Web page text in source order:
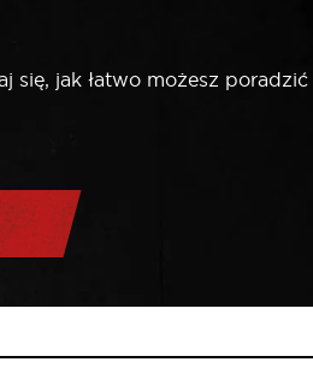
się, jak łatwo możesz